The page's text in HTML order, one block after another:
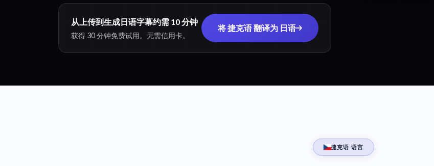
从上传到生成日语字幕约需 10 分钟
获得 30 分钟免费试用。无需信用卡。
将 捷克语 翻译为 日语
捷克语 语言